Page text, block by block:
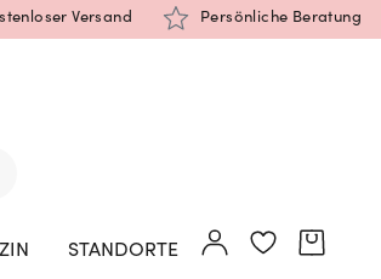
Versand Persönliche Beratung
STANDORTE